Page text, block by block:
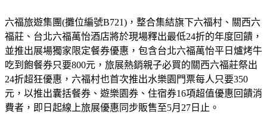
六福旅遊集團(攤位編號B721)，整合集結旗下六福村、關西六
福莊、台北六福萬怡酒店將於現場釋出最低24折的年度回饋，
並推出展場獨家限定餐券優惠，包含台北六福萬怡平日爐烤牛
吃到飽餐券只要800元，旅展熱銷親子必買的關西六福莊祭出
24折超狂優惠，六福村也首次推出水樂園門票每人只要350
元，以推出囊括餐券、遊樂園券、住宿券16項超值優惠回饋消
費者，即日起線上旅展優惠同步販售至5月27日止。